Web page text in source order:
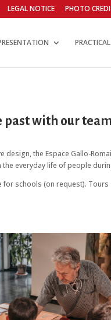
LEGAL NOTICE PHOTO
past with our
the Espace Gallo-
everyday life of people
for schools (on request).